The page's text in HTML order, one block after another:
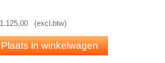
5V, 1,2A
t.b.v. deuropener
1.125,00 (excl.btw)
Plaats in winkelwagen